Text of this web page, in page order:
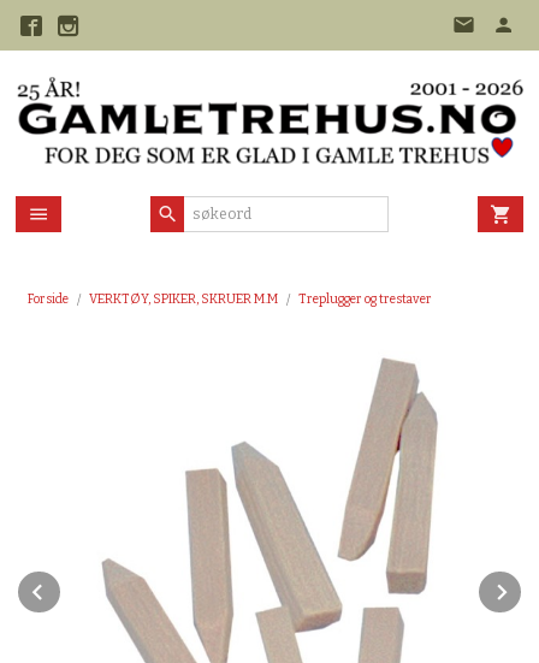
Forside VERKTØY, SPIKER, SKRUER M.M Treplugger og trestaver
Prev